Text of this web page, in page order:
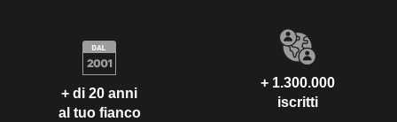
+ di 20 anni
al tuo fianco
+ 1.300.000
iscritti